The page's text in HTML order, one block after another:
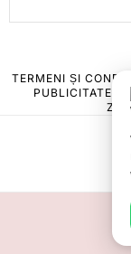
TERMENI ȘI CONDIȚII
PUBLICITATE